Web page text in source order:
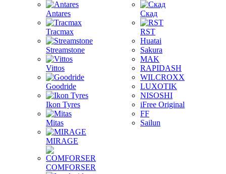
Antares
Tracmax
Streamstone
Vittos
Goodride
Ikon Tyres
Mitas
MIRAGE
COMFORSER
Скад
RST
Huatai
Sakura
MAK
RAPIDASH
WILCROXX
LUXOTIK
NISOSHI
iFree Original
FF
Sailun